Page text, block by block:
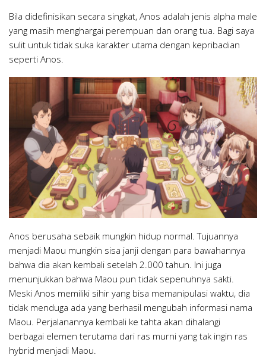
Bila didefinisikan secara singkat, Anos adalah jenis alpha male
yang masih menghargai perempuan dan orang tua. Bagi saya
sulit untuk tidak suka karakter utama dengan kepribadian
seperti Anos.
Anos berusaha sebaik mungkin hidup normal. Tujuannya
menjadi Maou mungkin sisa janji dengan para bawahannya
bahwa dia akan kembali setelah 2.000 tahun. Ini juga
menunjukkan bahwa Maou pun tidak sepenuhnya sakti.
Meski Anos memiliki sihir yang bisa memanipulasi waktu, dia
tidak menduga ada yang berhasil mengubah informasi nama
Maou. Perjalanannya kembali ke tahta akan dihalangi
berbagai elemen terutama dari ras murni yang tak ingin ras
hybrid menjadi Maou.